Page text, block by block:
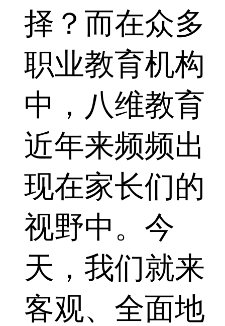
择？而在众多
职业教育机构
中，八维教育
近年来频频出
现在家长们的
视野中。今
天，我们就来
客观、全面地